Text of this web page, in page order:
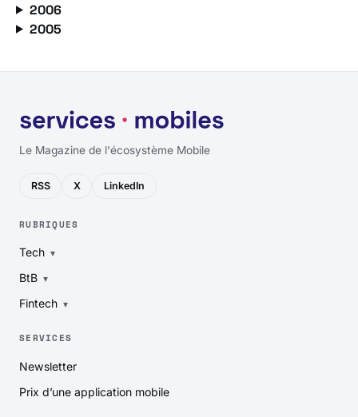
2006
2005
Le Magazine de l'écosystème Mobile
RSS X LinkedIn
RUBRIQUES
Tech
BtB
Fintech
SERVICES
Newsletter
Prix d’une application mobile